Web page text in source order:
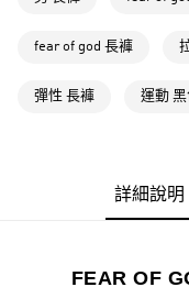
7-11取貨付款
每筆NT$80，滿
每筆NT$80，滿
fear of god 長褲
彈性 長褲 運動
詳細說明
FEAR OF